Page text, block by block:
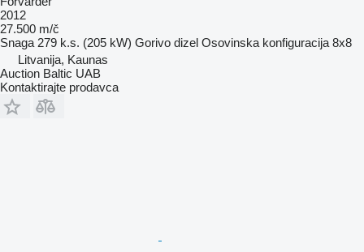
2012
27.500 m/č
Snaga 279 k.s. (205 kW) Gorivo dizel Osovinska konfiguracija 8x8
Litvanija, Kaunas
Auction Baltic UAB
Kontaktirajte prodavca